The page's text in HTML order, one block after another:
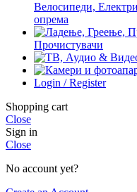
Велосипеди,
опрема
Прочистувачи
Login / Register
Shopping cart
Close
Sign in
Close
No account yet?